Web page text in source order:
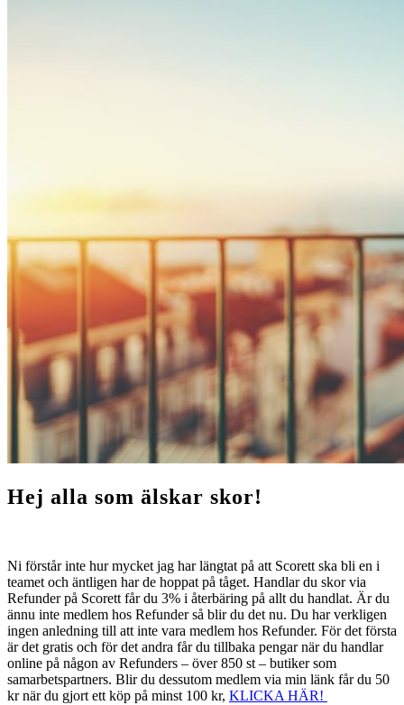
Hej alla som älskar skor!
Ni förstår inte hur mycket jag har längtat på att Scorett ska bli en i
teamet och äntligen har de hoppat på tåget. Handlar du skor via
Refunder på Scorett får du 3% i återbäring på allt du handlat. Är du
ännu inte medlem hos Refunder så blir du det nu. Du har verkligen
ingen anledning till att inte vara medlem hos Refunder. För det första
är det gratis och för det andra får du tillbaka pengar när du handlar
online på någon av Refunders – över 850 st – butiker som
samarbetspartners. Blir du dessutom medlem via min länk får du 50
kr när du gjort ett köp på minst 100 kr, KLICKA HÄR!